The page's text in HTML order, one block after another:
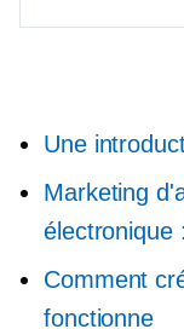
Une
Marketing
électronique
Comment
fonctionne